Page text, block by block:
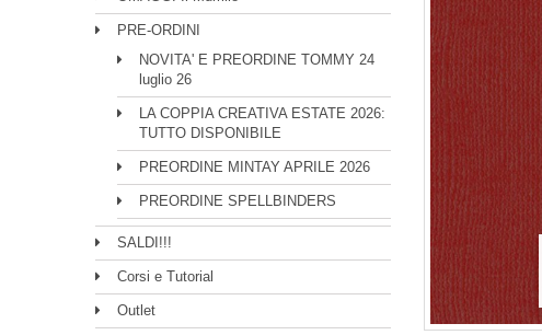
PRE-ORDINI
NOVITA' E PREORDINE TOMMY 24
luglio 26
LA COPPIA CREATIVA ESTATE 2026:
TUTTO DISPONIBILE
PREORDINE MINTAY APRILE 2026
PREORDINE SPELLBINDERS
SALDI!!!
Corsi e Tutorial
Outlet